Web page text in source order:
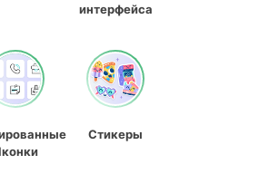
интерфейса
Стикеры